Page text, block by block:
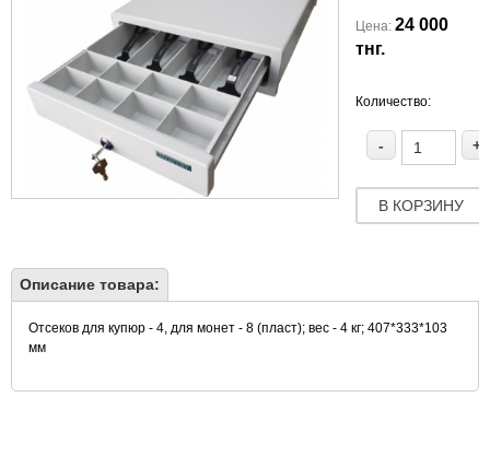
Цена: 24 000
тнг.
Количество:
+
-
В КОРЗИНУ
Описание товара:
Отсеков для купюр - 4, для монет - 8 (пласт); вес - 4 кг; 407*333*103
мм